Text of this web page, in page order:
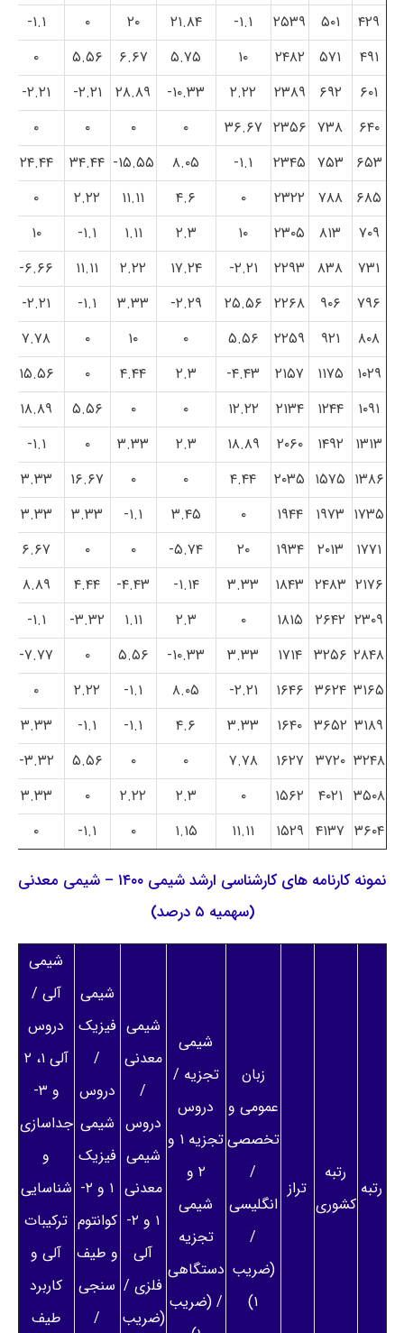
۴۲۹
۵۰۱ ۲۵۳۹ ۱.۱- ۲۱.۸۴ ۲۰ ۰
۱.۱-
۴۹۱
۵۷۱ ۲۴۸۲ ۱۰ ۵.۷۵ ۶.۶۷ ۵.۵۶
۰
۶۰۱
۶۹۲ ۲۳۸۹ ۲.۲۲ ۱۰.۳۳- ۲۸.۸۹ ۲.۲۱-
۲.۲۱-
۶۴۰
۷۳۸ ۲۳۵۶ ۳۶.۶۷ ۰ ۰ ۰
۰
۶۵۳
۷۵۳ ۲۳۴۵ ۱.۱- ۸.۰۵ ۱۵.۵۵- ۳۴.۴۴
۲۴.۴۴
۶۸۵
۷۸۸ ۲۳۲۲ ۰ ۴.۶ ۱۱.۱۱ ۲.۲۲
۰
۷۰۹
۸۱۳ ۲۳۰۵ ۱۰ ۲.۳ ۱.۱۱ ۱.۱-
۱۰
۷۳۱
۸۳۸ ۲۲۹۳ ۲.۲۱- ۱۷.۲۴ ۲.۲۲ ۱۱.۱۱
۶.۶۶-
۷۹۶
۹۰۶ ۲۲۶۸ ۲۵.۵۶ ۲.۲۹- ۳.۳۳ ۱.۱-
۲.۲۱-
۸۰۸
۹۲۱ ۲۲۵۹ ۵.۵۶ ۰ ۱۰ ۰
۷.۷۸
۱۰۲۹
۱۱۷۵ ۲۱۵۷ ۴.۴۳- ۲.۳ ۴.۴۴ ۰
۱۵.۵۶
۱۰۹۱
۱۲۴۴ ۲۱۳۴ ۱۲.۲۲ ۰ ۰ ۵.۵۶
۱۸.۸۹
۱۳۱۳ ۱۴۹۲ ۲۰۶۰ ۱۸.۸۹ ۲.۳ ۳.۳۳ ۰
۱.۱-
۱۳۸۶ ۱۵۷۵ ۲۰۳۵ ۴.۴۴ ۰ ۰ ۱۶.۶۷
۳.۳۳
۱۷۳۵ ۱۹۷۳ ۱۹۴۴ ۰ ۳.۴۵ ۱.۱- ۳.۳۳
۳.۳۳
۱۷۷۱
۲۰۱۳ ۱۹۳۴ ۲۰ ۵.۷۴- ۰ ۰
۶.۶۷
۲۱۷۶ ۲۴۸۳ ۱۸۴۳ ۳.۳۳ ۱.۱۴- ۴.۴۳- ۴.۴۴
۸.۸۹
۲۳۰۹ ۲۶۴۲ ۱۸۱۵ ۰ ۲.۳ ۱.۱۱ ۳.۳۲-
۱.۱-
۲۸۴۸ ۳۲۵۶ ۱۷۱۴ ۳.۳۳ ۱۰.۳۳- ۵.۵۶ ۰
۷.۷۷-
۳۱۶۵ ۳۶۲۴ ۱۶۴۶ ۲.۲۱- ۸.۰۵ ۱.۱- ۲.۲۲
۰
۳۱۸۹ ۳۶۵۲ ۱۶۴۰ ۳.۳۳ ۴.۶ ۱.۱- ۱.۱-
۳.۳۳
۳۲۴۸ ۳۷۲۰ ۱۶۲۷ ۷.۷۸ ۰ ۰ ۵.۵۶
۳.۳۲-
۳۵۰۸ ۴۰۲۱ ۱۵۶۲ ۰ ۲.۳ ۲.۲۲ ۰
۳.۳۳
۳۶۰۴ ۴۱۳۷ ۱۵۲۹ ۱۱.۱۱ ۱.۱۵ ۰ ۱.۱- ۰
نمونه کارنامه های کارشناسی ارشد شیمی ۱۴۰۰ – شیمی معدنی
(سهمیه ۵ درصد)
رتبه
رتبه
کشوری
تراز
زبان
عمومی و
تخصصی
/
انگلیسی
/
(ضریب
۱)
شیمی
تجزیه /
دروس
تجزیه ۱ و
۲ و
شیمی
تجزیه
دستگاهی
/ (ضریب
شیمی
معدنی
/
دروس
شیمی
معدنی
۱ و ۲-
آلی
فلزی /
(ضریب
شیمی
فیزیک
/
دروس
شیمی
فیزیک
۱ و ۲-
کوانتوم
و طیف
سنجی
/
شیمی
آلی /
دروس
آلی ۱، ۲
و ۳-
جداسازی
و
شناسایی
ترکیبات
آلی و
کاربرد
طیف